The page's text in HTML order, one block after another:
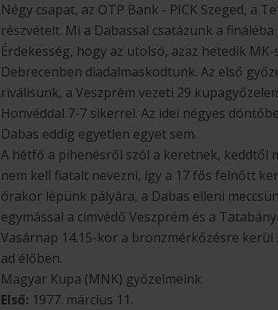
Négy csapat, az OTP Bank - PICK Szeged, a
részvételt. Mi a Dabassal csatázunk a
Érdekesség, hogy az utolsó, azaz hetedik
Debrecenben diadalmaskodtunk. Az első
riválisunk, a Veszprém vezeti 29
Honvéddal 7-7 sikerrel. Az idei négyes
Dabas eddig egyetlen egyet sem.
A hétfő a pihenésről szól a keretnek, keddtől
nem kell fiatalt nevezni, így a 17 fős felnőtt
órakor lépünk pályára, a Dabas elleni
egymással a címvédő Veszprém és a
Vasárnap 14.15-kor a bronzmérkőzésre
ad élőben.
Magyar Kupa (MNK) győzelmeink
Első: 1977. március 11.